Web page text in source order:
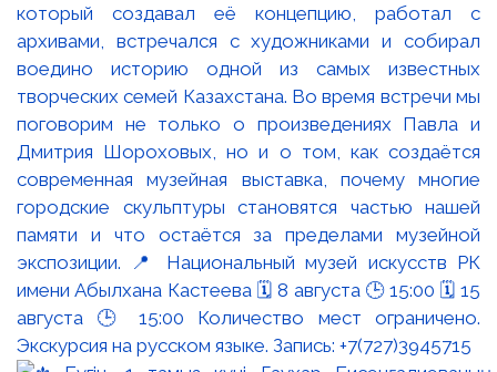
который создавал её концепцию, работал с
архивами, встречался с художниками и собирал
воедино историю одной из самых известных
творческих семей Казахстана. Во время встречи мы
поговорим не только о произведениях Павла и
Дмитрия Шороховых, но и о том, как создаётся
современная музейная выставка, почему многие
городские скульптуры становятся частью нашей
памяти и что остаётся за пределами музейной
экспозиции. 📍 Национальный музей искусств РК
имени Абылхана Кастеева 🗓 8 августа 🕒 15:00 🗓 15
августа 🕒 15:00 Количество мест ограничено.
Экскурсия на русском языке. Запись: +7(727)3945715